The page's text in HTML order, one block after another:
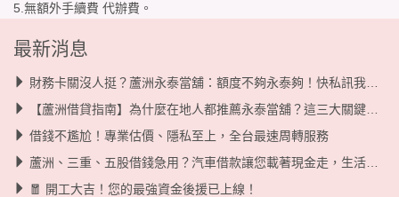
5.無額外手續費 代辦費。
最新消息
財務卡關沒人挺？蘆洲永泰當舖：額度不夠永泰夠！快私訊我們諮詢多元方案
【蘆洲借貸指南】為什麼在地人都推薦永泰當舖？這三大關鍵字：額度夠、轉貸降息、好溝通！
借錢不尷尬！專業估價、隱私至上，全台最速周轉服務
蘆洲、三重、五股借錢急用？汽車借款讓您載著現金走，生活生意兩不誤！
🧧 開工大吉！您的最強資金後援已上線！